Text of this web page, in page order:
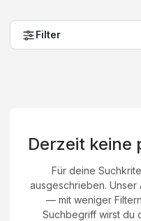
Filter
Derzeit keine
Für deine
ausgeschrieben.
— mit weniger
Suchbegriff wirst du